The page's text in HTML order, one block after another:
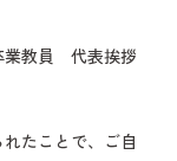
業教員 代表挨拶
たことで、ご自